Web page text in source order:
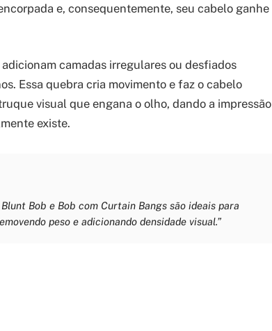
e, consequentemente, seu cabelo ganhe
camadas irregulares ou desfiados
Essa quebra cria movimento e faz o cabelo
visual que engana o olho, dando a impressão
existe.
Bob e Bob com Curtain Bangs são ideais para
peso e adicionando densidade visual.”